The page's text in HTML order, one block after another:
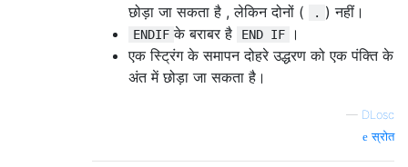
छोड़ा जा सकता है , लेकिन दोनों (
. ) नहीं।
ENDIF के बराबर है END IF
।
एक स्ट्रिंग के समापन दोहरे उद्धरण को एक पंक्ति के
अंत में छोड़ा जा सकता है।
— DLosc
स्रोत